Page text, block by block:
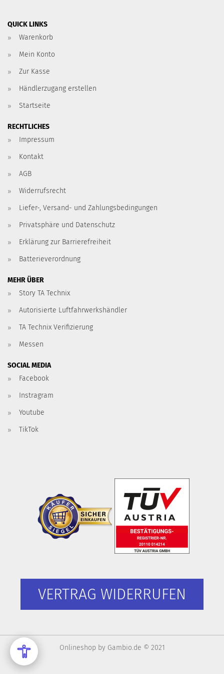
QUICK LINKS
Warenkorb
Mein Konto
Zur Kasse
Händlerzugang erstellen
Startseite
RECHTLICHES
Impressum
Kontakt
AGB
Widerrufsrecht
Liefer-, Versand- und Zahlungsbedingungen
Privatsphäre und Datenschutz
Erklärung zur Barrierefreiheit
Batterieverordnung
MEHR ÜBER
Story TA Technix
Autorisierte Luftfahrwerkshändler
TA Technix Verifizierung
Messen
SOCIAL MEDIA
Facebook
Instragram
Youtube
TikTok
VERTRAG WIDERRUFEN
Onlineshop by Gambio.de © 2021